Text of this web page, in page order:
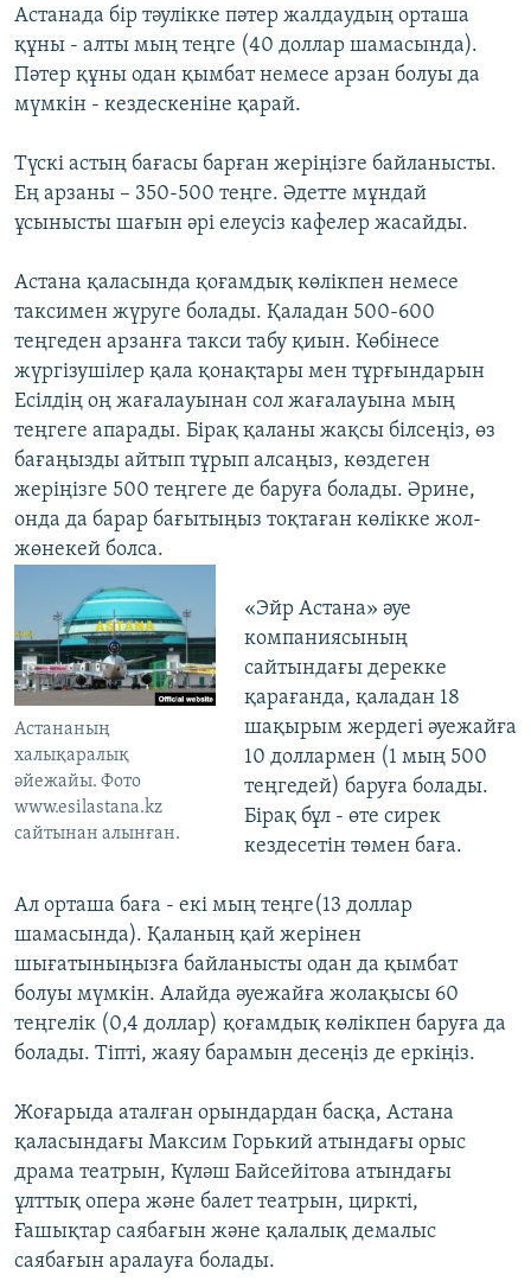
Астанада бір тәулікке пәтер жалдаудың орташа
құны - алты мың теңге (40 доллар шамасында).
Пәтер құны одан қымбат немесе арзан болуы да
мүмкін - кездескеніне қарай.
Түскі астың бағасы барған жеріңізге байланысты.
Ең арзаны – 350-500 теңге. Әдетте мұндай
ұсынысты шағын әрі елеусіз кафелер жасайды.
Астана қаласында қоғамдық көлікпен немесе
таксимен жүруге болады. Қаладан 500-600
теңгеден арзанға такси табу қиын. Көбінесе
жүргізушілер қала қонақтары мен тұрғындарын
Есілдің оң жағалауынан сол жағалауына мың
теңгеге апарады. Бірақ қаланы жақсы білсеңіз, өз
бағаңызды айтып тұрып алсаңыз, көздеген
жеріңізге 500 теңгеге де баруға болады. Әрине,
онда да барар бағытыңыз тоқтаған көлікке жол-
жөнекей болса.
Астананың
халықаралық
әйежайы. Фoто
www.esilastana.kz
сайтынан алынған.
«Эйр Астана» әуе
компаниясының
сайтындағы дерекке
қарағанда, қаладан 18
шақырым жердегі әуежайға
10 доллармен (1 мың 500
теңгедей) баруға болады.
Бірақ бұл - өте сирек
кездесетін төмен баға.
Ал орташа баға - екі мың теңге(13 доллар
шамасында). Қаланың қай жерінен
шығатыныңызға байланысты одан да қымбат
болуы мүмкін. Алайда әуежайға жолақысы 60
теңгелік (0,4 доллар) қоғамдық көлікпен баруға да
болады. Тіпті, жаяу барамын десеңіз де еркіңіз.
Жоғарыда аталған орындардан басқа, Астана
қаласындағы Максим Горький атындағы орыс
драма театрын, Күләш Байсейітова атындағы
ұлттық опера және балет театрын, циркті,
Ғашықтар саябағын және қалалық демалыс
саябағын аралауға болады.